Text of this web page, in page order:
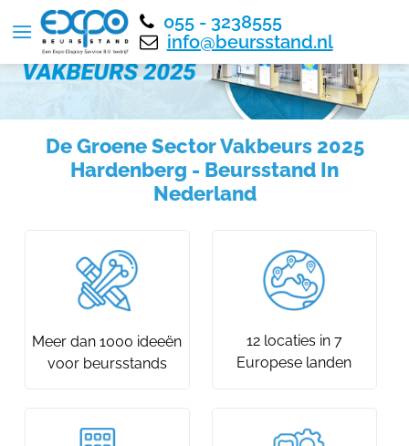
055 - 3238555
info@beursstand.nl
De Groene Sector Vakbeurs 2025
Hardenberg - Beursstand In
Nederland
Meer dan 1000 ideeën
voor beursstands
12 locaties in 7
Europese landen